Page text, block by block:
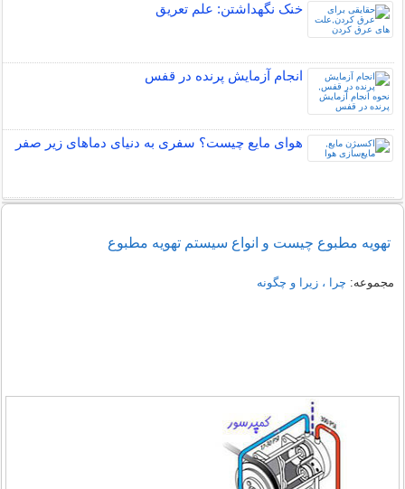
خنک نگهداشتن: علم تعریق
انجام آزمایش پرنده در قفس
هوای مایع چیست؟ سفری به دنیای دماهای زیر صفر
تهویه مطبوع چیست و انواع سیستم تهویه مطبوع
مجموعه: چرا ، زیرا و چگونه